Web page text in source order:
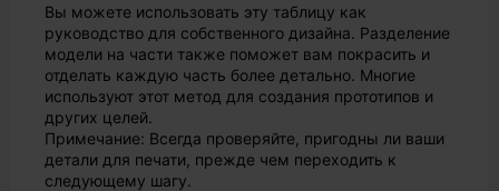
Вы можете использовать эту таблицу как
руководство для собственного дизайна. Разделение
модели на части также поможет вам покрасить и
отделать каждую часть более детально. Многие
используют этот метод для создания прототипов и
других целей.
Примечание: Всегда проверяйте, пригодны ли ваши
детали для печати, прежде чем переходить к
следующему шагу.